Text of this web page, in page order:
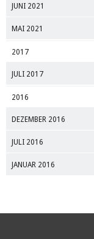
JUNI 2021
MAI 2021
2017
JULI 2017
2016
DEZEMBER 2016
JULI 2016
JANUAR 2016